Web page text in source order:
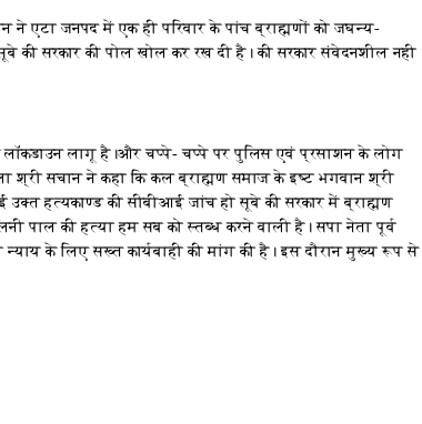
ने एटा जनपद में एक ही परिवार के पांच ब्राह्मणों को जघन्य-
की सरकार की पोल खोल कर रख दी है। की सरकार संवेदनशील नही
लागू है।और चप्पे- चप्पे पर पुलिस एवं प्रसाशन के लोग
श्री सचान ने कहा कि कल ब्राह्मण समाज के इष्ट भगवान श्री
हत्यकाण्ड की सीबीआई जांच हो सूबे की सरकार में ब्राह्मण
पाल की हत्या हम सब को स्तब्ध करने वाली है। सपा नेता पूर्व
के लिए सख्त कार्यबाही की मांग की है। इस दौरान मुख्य रूप से